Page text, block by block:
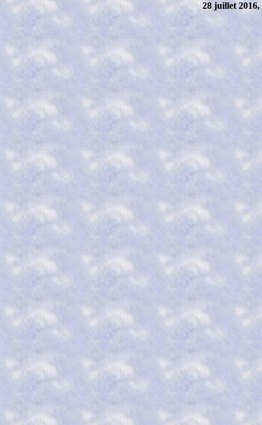
28 juillet 2016,